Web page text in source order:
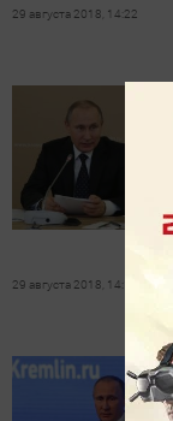
29 августа 2018, 14:22
29 августа 2018, 14:18